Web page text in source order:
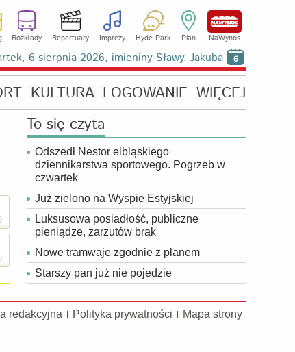
Rozkłady Repertuary Imprezy Hyde Park Plan NaWynos
6 sierpnia 2026, imieniny Sławy, Jakuba 6
KULTURA LOGOWANIE WIĘCEJ
To się czyta
Odszedł Nestor elbląskiego
dziennikarstwa sportowego. Pogrzeb w
czwartek
Już zielono na Wyspie Estyjskiej
Luksusowa posiadłość, publiczne
pieniądze, zarzutów brak
Nowe tramwaje zgodnie z planem
Starszy pan już nie pojedzie
redakcyjna Polityka prywatności Mapa strony